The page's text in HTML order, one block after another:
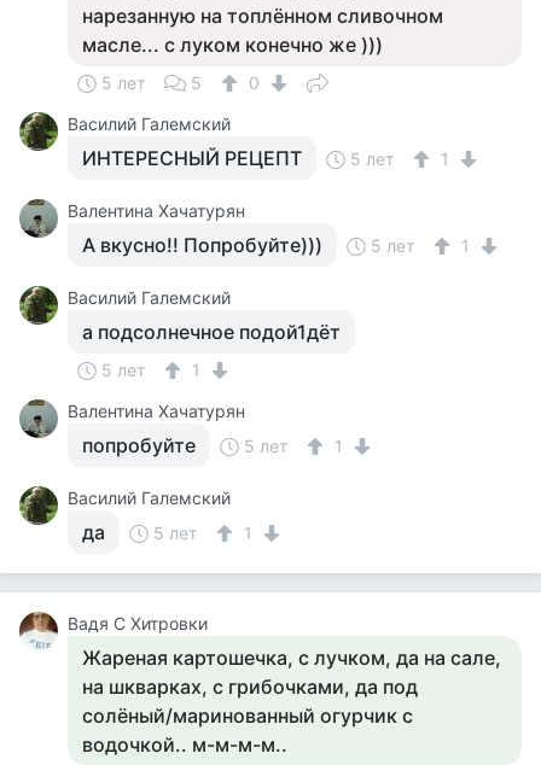
нарезанную на топлённом сливочном
масле... с луком конечно же )))
5 лет 5
0
Василий Галемский
ИНТЕРЕСНЫЙ РЕЦЕПТ 5 лет 1
Валентина Хачатурян
А вкусно!! Попробуйте))) 5 лет 1
Василий Галемский
а подсолнечное подой1дёт
5 лет
1
Валентина Хачатурян
попробуйте 5 лет 1
Василий Галемский
да 5 лет 1
Вадя С Хитровки
Жареная картошечка, с лучком, да на сале,
на шкварках, с грибочками, да под
солёный/маринованный огурчик с
водочкой.. м-м-м-м..